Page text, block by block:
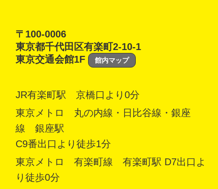
〒100-0006
東京都千代田区有楽町2-10-1
東京交通会館1F
館内マップ
JR有楽町駅 京橋口より0分
東京メトロ 丸の内線・日比谷線・銀座
線 銀座駅
C9番出口より徒歩1分
東京メトロ 有楽町線 有楽町駅 D7出口よ
り徒歩0分